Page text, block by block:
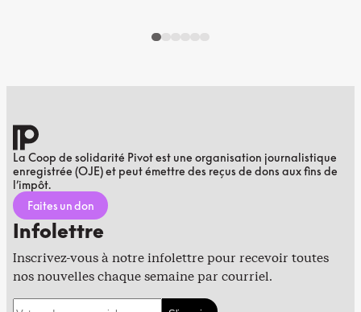
La Coop de solidarité Pivot est une organisation journalistique
enregistrée (OJE) et peut émettre des reçus de dons aux fins de
l’impôt.
Faites un don
Infolettre
Inscrivez-vous à notre infolettre pour recevoir toutes
nos nouvelles chaque semaine par courriel.